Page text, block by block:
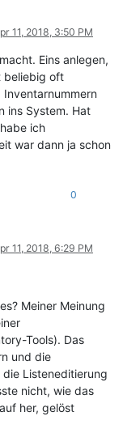
11, 2018, 3:50 PM
Eins anlegen,
beliebig oft
ins System. Hat
ich
war dann ja schon
0
11, 2018, 6:29 PM
Meiner Meinung
Tools). Das
und die
Listeneditierung
nicht, wie das
her, gelöst